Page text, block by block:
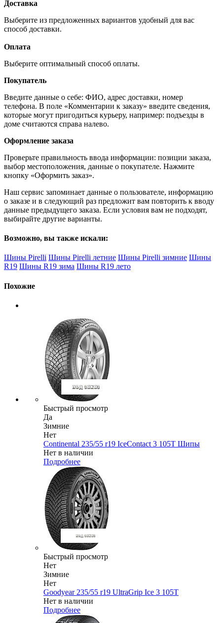
Доставка
Выберите из предложенных вариантов удобный для вас
способ доставки.
Оплата
Выберите оптимальный способ оплаты.
Покупатель
Введите данные о себе: ФИО, адрес доставки, номер
телефона. В поле «Комментарии к заказу» введите сведения,
которые могут пригодиться курьеру, например: подъезды в
доме считаются справа налево.
Оформление заказа
Проверьте правильность ввода информации: позиции заказа,
выбор местоположения, данные о покупателе. Нажмите
кнопку «Оформить заказ».
Наш сервис запоминает данные о пользователе, информацию
о заказе и в следующий раз предложит вам повторить к вводу
данные предыдущего заказа. Если условия вам не подходят,
выбирайте другие варианты.
Возможно, вы также искали:
Шины Pirelli Шины Pirelli летние Шины Pirelli зимние Шины
R19 Шины R19 зима Шины R19 лето
Похожие
Быстрый просмотр
Да
Зимние
Нет
Continental 235/55 r19 IceContact 3 105T Шипы
Нет в наличии
Подробнее
Быстрый просмотр
Нет
Зимние
Нет
Goodyear 235/55 r19 UltraGrip Ice 3 105T
Нет в наличии
Подробнее